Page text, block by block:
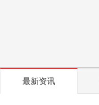
最新资讯